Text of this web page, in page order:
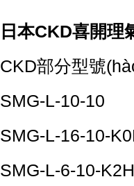
日本CKD喜開理
CKD部分型號
SMG-L-10-10
SMG-L-16-10-
SMG-L-6-10-